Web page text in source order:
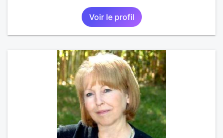
Voir le profil